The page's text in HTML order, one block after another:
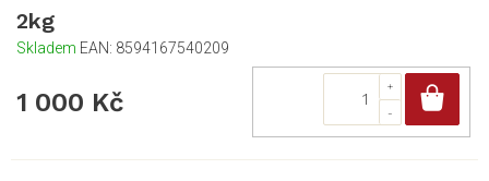
2kg
Skladem EAN: 8594167540209
1 000 Kč